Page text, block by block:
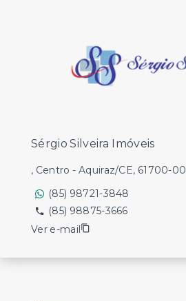
Sérgio Silveira Imóveis
, Centro - Aquiraz/CE, 61700-
(85) 98721-3848
(85) 98875-3666
Ver e-mail